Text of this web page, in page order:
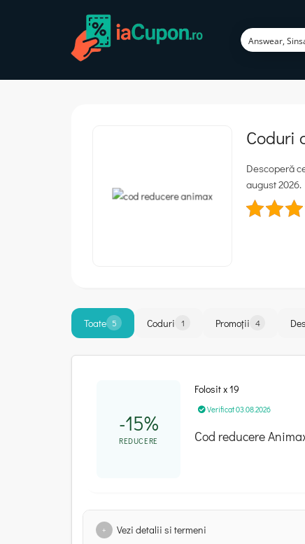
Coduri
Descoperă
august 2026.
Toate 5 Coduri 1 Promoții 4
-15%
REDUCERE
Verificat 03.08.2026
Folosit x 19
Cod reducere
+ Vezi detalii si termeni